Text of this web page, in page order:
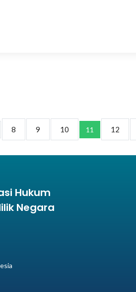
8 9 10 11 12
Hukum
Negara